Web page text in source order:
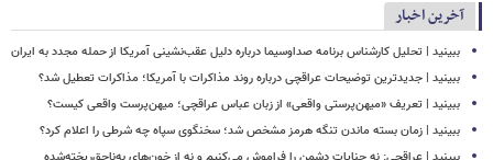
آخرین اخبار
ببینید | تحلیل کارشناس برنامه صداوسیما درباره دلیل عقب‌نشینی آمریکا از حمله مجدد به ایران
ببینید | جدیدترین توضیحات عراقچی درباره روند مذاکرات با آمریکا؛ مذاکرات تعطیل شد؟
ببینید | تعریف «میهن‌پرستی واقعی» از زبان عباس عراقچی؛ میهن‌پرست واقعی کیست؟
ببینید | زمان بسته ماندن تنگه هرمز مشخص شد؛ سخنگوی سپاه چه شرطی را اعلام کرد؟